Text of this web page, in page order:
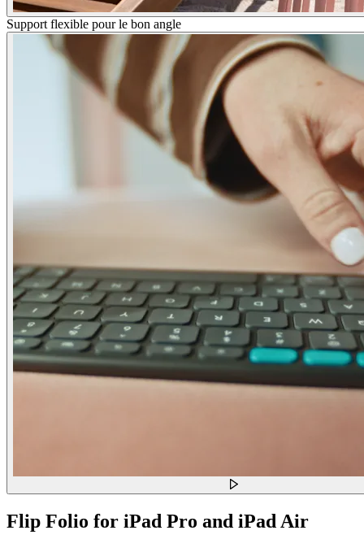
Support flexible pour le bon angle
Flip Folio for iPad Pro and iPad Air